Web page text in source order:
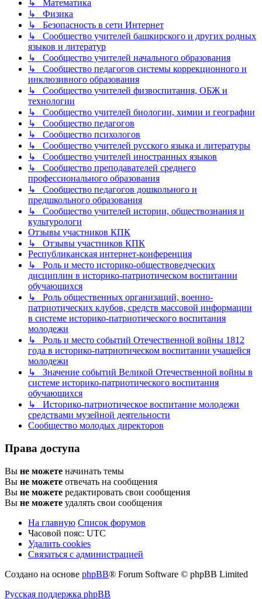
↳ Математика
↳ Физика
↳ Безопасность в сети Интернет
↳ Сообщество учителей башкирского и других родных
языков и литератур
↳ Сообщество учителей начального образования
↳ Сообщество педагогов системы коррекционного и
инклюзивного образования
↳ Сообщество учителей физвоспитания, ОБЖ и
технологии
↳ Сообщество учителей биологии, химии и географии
↳ Сообщество педагогов
↳ Сообщество психологов
↳ Сообщество учителей русского языка и литературы
↳ Сообщество учителей иностранных языков
↳ Сообщество преподавателей среднего
профессионального образования
↳ Сообщество педагогов дошкольного и
предшкольного образования
↳ Сообщество учителей истории, обществознания и
культурологи
Отзывы участников КПК
↳ Отзывы участников КПК
Республиканская интернет-конференция
↳ Роль и место историко-обществоведческих
дисциплин в историко-патриотическом воспитании
обучающихся
↳ Роль общественных организаций, военно-
патриотических клубов, средств массовой информации
в системе историко-патриотического воспитания
молодежи
↳ Роль и место событий Отечественной войны 1812
года в историко-патриотическом воспитании учащейся
молодежи
↳ Значение событий Великой Отечественной войны в
системе историко-патриотического воспитания
обучающихся
↳ Историко-патриотическое воспитание молодежи
средствами музейной деятельности
Сообщество молодых директоров
Права доступа
Вы не можете начинать темы
Вы не можете отвечать на сообщения
Вы не можете редактировать свои сообщения
Вы не можете удалять свои сообщения
На главную Список форумов
Часовой пояс: UTC
Удалить cookies
Связаться с администрацией
Создано на основе phpBB® Forum Software © phpBB Limited
Русская поддержка phpBB